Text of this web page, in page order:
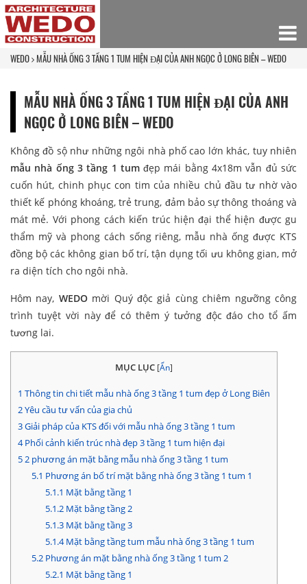
WEDO MẪU NHÀ ỐNG 3 TẦNG 1 TUM HIỆN ĐẠI CỦA ANH NGỌC Ở LONG BIÊN – WEDO
MẪU NHÀ ỐNG 3 TẦNG 1 TUM HIỆN ĐẠI CỦA ANH
NGỌC Ở LONG BIÊN – WEDO
Không đồ sộ như những ngôi nhà phố cao lớn khác, tuy nhiên
mẫu nhà ống 3 tầng 1 tumđẹp mái bằng 4x18m vẫn đủ sức
cuốn hút, chinh phục con tim của nhiều chủ đầu tư nhờ vào
thiết kế phóng khoáng, trẻ trung, đảm bảo sự thông thoáng và
mát mẻ. Với phong cách kiến trúc hiện đại thể hiện được gu
thẩm mỹ và phong cách sống riêng, mẫu nhà ống được KTS
đồng bộ các không gian bố trí, tận dụng tối ưu không gian, mở
ra diện tích cho ngôi nhà.
Hôm nay, WEDOmời Quý độc giả cùng chiêm ngưỡng công
trình tuyệt vời này để có thêm ý tưởng độc đáo cho tổ ấm
tương lai.
MỤC LỤC [Ẩn]
1 Thông tin chi tiết mẫu nhà ống 3 tầng 1 tum đẹp ở Long Biên
2Yêu cầu tư vấn của gia chủ
3Giải pháp của KTS đối với mẫu nhà ống 3 tầng 1 tum
4Phối cảnh kiến trúc nhà đẹp 3 tầng 1 tum hiện đại
52 phương án mặt bằng mẫu nhà ống 3 tầng 1 tum
5.1 Phương án bố trí mặt bằng nhà ống 3 tầng 1 tum 1
5.1.1 Mặt bằng tầng 1
5.1.2Mặt bằng tầng 2
5.1.3Mặt bằng tầng 3
5.1.4Mặt bằng tầng tum mẫu nhà ống 3 tầng 1 tum
5.2Phương án mặt bằng nhà ống 3 tầng 1 tum 2
5.2.1 Mặt bằng tầng 1